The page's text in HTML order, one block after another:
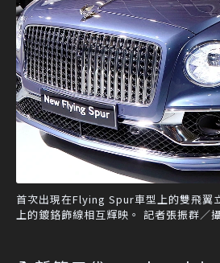
首次出現在Flying Spur車型上的雙飛翼
上的鍍鉻飾線相互輝映。 記者張振群／